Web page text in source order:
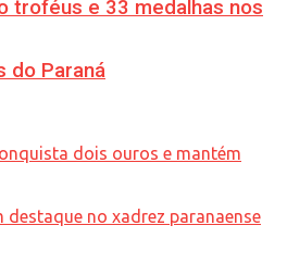
troféus e 33 medalhas nos
do Paraná